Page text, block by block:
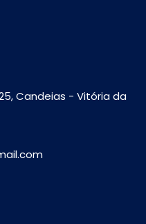
Candeias - Vitória da